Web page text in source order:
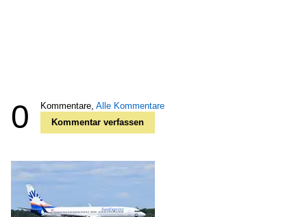
0 Kommentare, Alle Kommentare
Kommentar verfassen